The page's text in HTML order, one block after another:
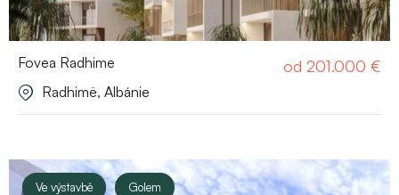
Fovea Radhime od 201.000 €
Radhimë, Albánie
Ve výstavbě Golem